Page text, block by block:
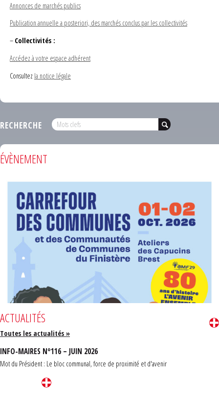
Annonces de marchés publics
Publication annuelle a posteriori, des marchés conclus par les collectivités
– Collectivités :
Accédez à votre espace adhérent
Consultez la notice légale
RECHERCHE
ÉVÈNEMENT
ACTUALITÉS
Toutes les actualités »
INFO-MAIRES N°116 – JUIN 2026
Mot du Président : Le bloc communal, force de proximité et d'avenir